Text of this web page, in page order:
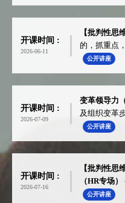
开课时间 :
2026-06-11
【批判性思
的，抓重点
公开讲座
开课时间 :
2026-07-09
变革领导力
及组织变革
作为领导者
公开讲座
开课时间 :
2026-07-16
【批判性思
（HR专场）
过强化逻辑
公开讲座